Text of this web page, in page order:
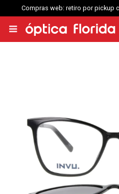
Compras web: retiro por pickup
